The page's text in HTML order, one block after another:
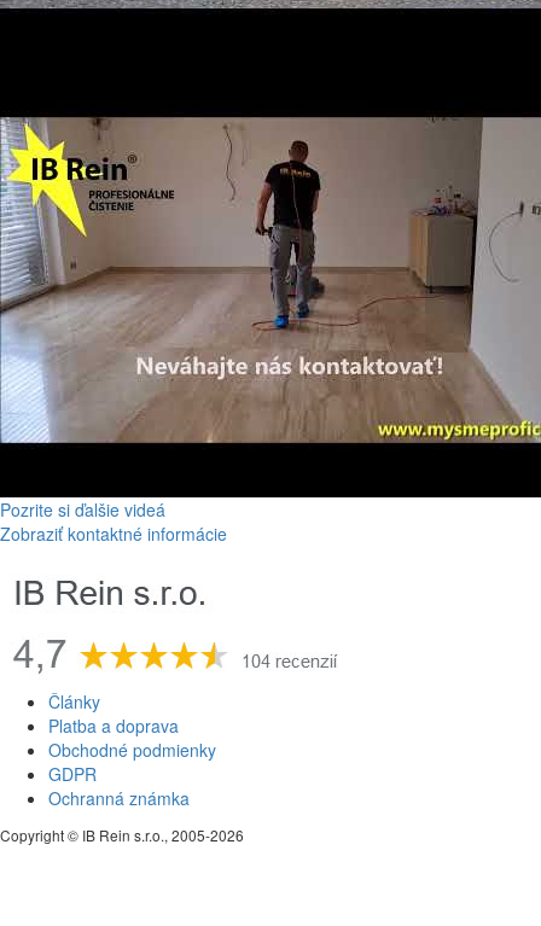
Pozrite si ďalšie videá
Zobraziť kontaktné informácie
Články
Platba a doprava
Obchodné podmienky
GDPR
Ochranná známka
Copyright © IB Rein s.r.o., 2005-2026